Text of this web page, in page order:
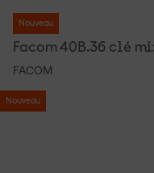
Nouveau
Facom 40B.36 clé
FACOM
Nouveau